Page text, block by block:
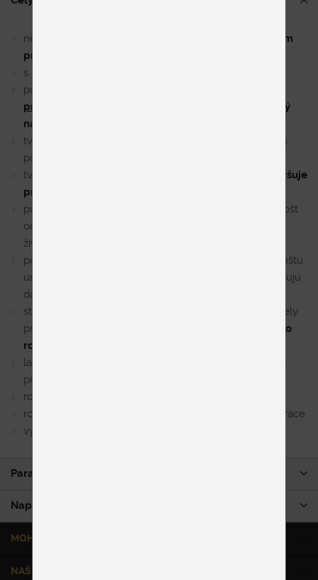
nepolohovateľný lamelový rošt
pre postele s úložným
priestorom
s bočným výklopom
podľa vašich preferencií si zvolíte
prevedenie roštu
. Pravý rošt sa otvára doprava, ľavý
naopak doľava
tvorí ho 28 pružných lamiel, ktoré sú uchytené k rámu
pomocou elastických puzdier
tvar puzdra umožňuje natáčanie lamely do strán a
zvyšuje
pružnosť roštu
puzdrá sú umiestnené nad bočnicou vďaka čomu je rošt
odolnejší voči zlomeniu lamiel a predlžuje sa jeho
životnosť
posuvné objímky a zdvojené lamely v strednej časti roštu
umožňujú regulovať tvrdosť roštu a zároveň ho rozdeľujú
do 3 zón tvrdosti
stredový stabilizačný popruh zabraňuje zlomeniu lamely
pri prudkom náraze a zároveň
zvyšuje stabilitu celého
roštu
lamely sú povrchovo upravené fóliou, ktorá zabraňuje
prenikaniu vlhkosti do roštu a uľahčuje jeho údržbu
rošt je vhodný pre ľudí s hmotnosťou
rošt sa vyrába
a je určený pre všetky matrace
výška roštu vrátane puzdier je cca 7 cm
Parametre produktu
Napíšte nám
MOHLO BY VÁS ZAUJÍMAŤ
NAŠE SLUŽBY